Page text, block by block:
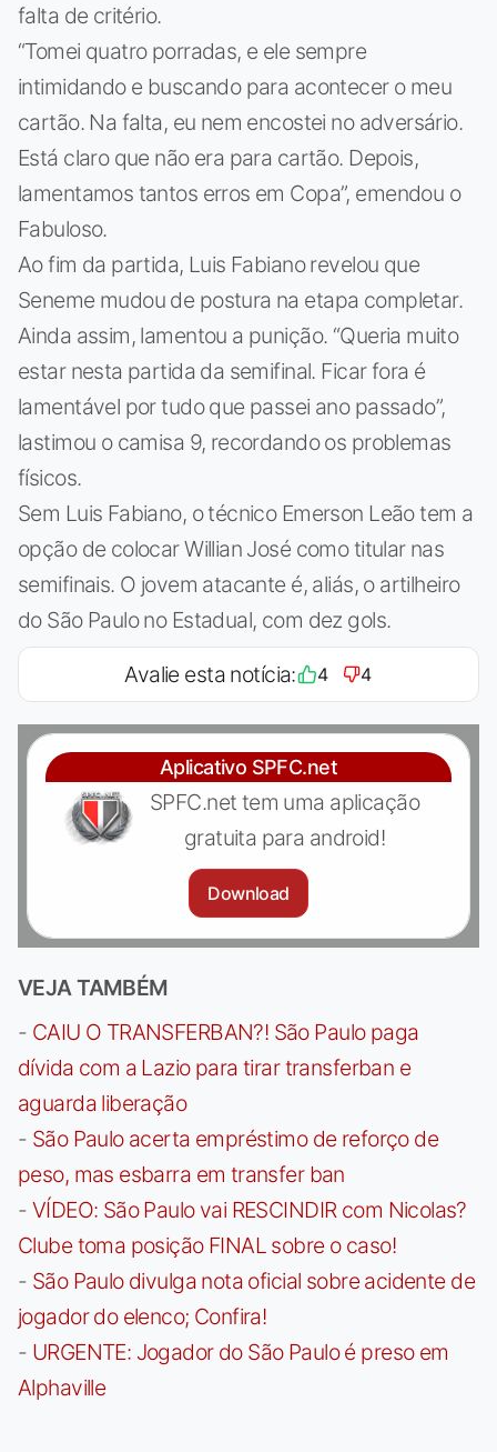
falta de critério.
“Tomei quatro porradas, e ele sempre
intimidando e buscando para acontecer o meu
cartão. Na falta, eu nem encostei no adversário.
Está claro que não era para cartão. Depois,
lamentamos tantos erros em Copa”, emendou o
Fabuloso.
Ao fim da partida, Luis Fabiano revelou que
Seneme mudou de postura na etapa completar.
Ainda assim, lamentou a punição. “Queria muito
estar nesta partida da semifinal. Ficar fora é
lamentável por tudo que passei ano passado”,
lastimou o camisa 9, recordando os problemas
físicos.
Sem Luis Fabiano, o técnico Emerson Leão tem a
opção de colocar Willian José como titular nas
semifinais. O jovem atacante é, aliás, o artilheiro
do São Paulo no Estadual, com dez gols.
Avalie esta notícia: 4 4
Aplicativo SPFC.net
SPFC.net tem uma aplicação
gratuita para android!
Download
VEJA TAMBÉM
- CAIU O TRANSFERBAN?! São Paulo paga
dívida com a Lazio para tirar transferban e
aguarda liberação
- São Paulo acerta empréstimo de reforço de
peso, mas esbarra em transfer ban
- VÍDEO: São Paulo vai RESCINDIR com Nicolas?
Clube toma posição FINAL sobre o caso!
- São Paulo divulga nota oficial sobre acidente de
jogador do elenco; Confira!
- URGENTE: Jogador do São Paulo é preso em
Alphaville